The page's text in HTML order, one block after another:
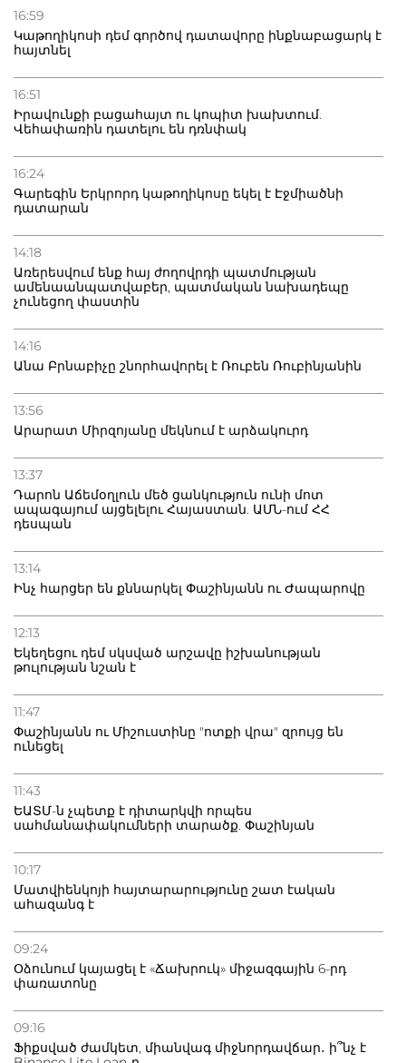
16:59
Կաթողիկոսի դեմ գործով դատավորը ինքնաբացարկ է
հայտնել
16:51
Իրավունքի բացահայտ ու կոպիտ խախտում.
Վեհափառին դատելու են դռնփակ
16:24
Գարեգին Երկրորդ կաթողիկոսը եկել է Էջմիածնի
դատարան
14:18
Առերեսվում ենք հայ ժողովրդի պատմության
ամենաանպատվաբեր, պատմական նախադեպը
չունեցող փաստին
14:16
Անա Բրնաբիչը շնորհավորել է Ռուբեն Ռուբինյանին
13:56
Արարատ Միրզոյանը մեկնում է արձակուրդ
13:37
Դարոն Աճեմօղլուն մեծ ցանկություն ունի մոտ
ապագայում այցելելու Հայաստան. ԱՄՆ-ում ՀՀ
դեսպան
13:14
Ինչ հարցեր են քննարկել Փաշինյանն ու Ժապարովը
12:13
Եկեղեցու դեմ սկսված արշավը իշխանության
թուլության նշան է
11:47
Փաշինյանն ու Միշուստինը "ոտքի վրա" զրույց են
ունեցել
11:43
ԵԱՏՄ-ն չպետք է դիտարկվի որպես
սահմանափակումների տարածք. Փաշինյան
10:17
Մատվիենկոյի հայտարարությունը շատ էական
ահազանգ է
09:24
Օձունում կայացել է «Ճախրուկ» միջազգային 6-րդ
փառատոնը
09:16
Ֆիքսված ժամկետ, միանվագ միջնորդավճար․ ի՞նչ է